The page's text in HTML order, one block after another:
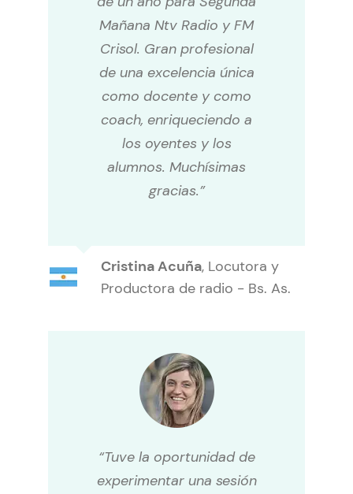
Mañana Ntv Radio y FM
Crisol. Gran profesional
de una excelencia única
como docente y como
coach, enriqueciendo a
los oyentes y los
alumnos. Muchísimas
gracias.”
Cristina Acuña, Locutora y
Productora de radio - Bs. As.
“Tuve la oportunidad de
experimentar una sesión